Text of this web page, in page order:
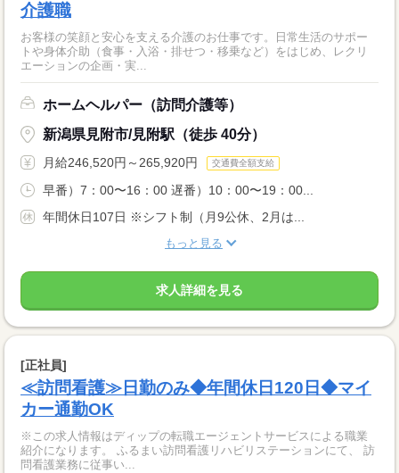
介護職
お客様の笑顔と安心を支える介護のお仕事です。日常生活のサポー
トや身体介助（食事・入浴・排せつ・移乗など）をはじめ、レクリ
エーションの企画・実...
ホームヘルパー（訪問介護等）
新潟県見附市/見附駅（徒歩 40分）
月給246,520円～265,920円 交通費全額支給
早番）7：00〜16：00 遅番）10：00〜19：00...
年間休日107日 ※シフト制（月9公休、2月は...
もっと見る
求人詳細を見る
[正社員]
≪訪問看護≫日勤のみ◆年間休日120日◆マイ
カー通勤OK
※この求人情報はディップの転職エージェントサービスによる職業
紹介になります。 ふるまい訪問看護リハビリステーションにて、 訪
問看護業務に従事い...